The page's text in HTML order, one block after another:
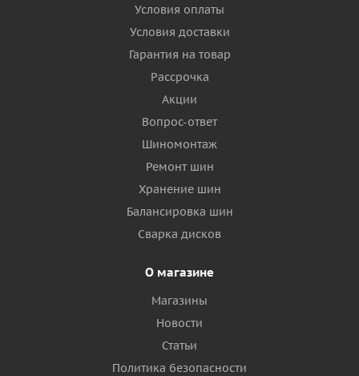
Условия оплаты
Условия доставки
Гарантия на товар
Рассрочка
Акции
Вопрос-ответ
Шиномонтаж
Ремонт шин
Хранение шин
Балансировка шин
Сварка дисков
О магазине
Магазины
Новости
Статьи
Политика безопасности